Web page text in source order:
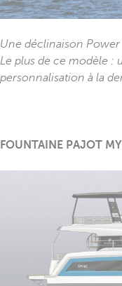
Une déclinaison Power
Le plus de ce modèle :
personnalisation à la
FOUNTAINE PAJOT